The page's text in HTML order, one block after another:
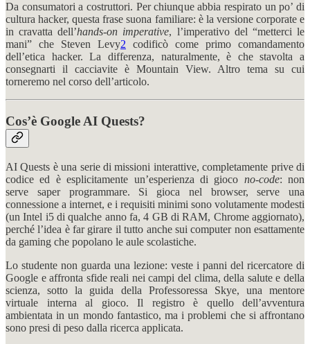
Da consumatori a costruttori. Per chiunque abbia respirato un po’ di
cultura hacker, questa frase suona familiare: è la versione corporate e
in cravatta dell’hands-on imperative, l’imperativo del “metterci le
mani” che Steven Levy2 codificò come primo comandamento
dell’etica hacker. La differenza, naturalmente, è che stavolta a
consegnarti il cacciavite è Mountain View. Altro tema su cui
torneremo nel corso dell’articolo.
Cos’è Google AI Quests?
AI Quests è una serie di missioni interattive, completamente prive di
codice ed è esplicitamente un’esperienza di gioco no-code: non
serve saper programmare. Si gioca nel browser, serve una
connessione a internet, e i requisiti minimi sono volutamente modesti
(un Intel i5 di qualche anno fa, 4 GB di RAM, Chrome aggiornato),
perché l’idea è far girare il tutto anche sui computer non esattamente
da gaming che popolano le aule scolastiche.
Lo studente non guarda una lezione: veste i panni del ricercatore di
Google e affronta sfide reali nei campi del clima, della salute e della
scienza, sotto la guida della Professoressa Skye, una mentore
virtuale interna al gioco. Il registro è quello dell’avventura
ambientata in un mondo fantastico, ma i problemi che si affrontano
sono presi di peso dalla ricerca applicata.